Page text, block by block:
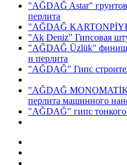
"AĞDAĞ Astar"
перлита
"AĞDAĞ
"Ak Deniz" Гипсовая
"AĞDAĞ Üzlük"
и перлита
"AĞDAĞ" Гипс
"AĞDAĞ
перлита машинного
"AĞDAĞ" гипс